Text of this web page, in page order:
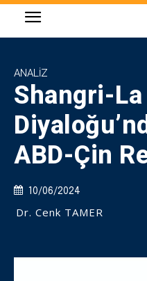
ANALIZ
Shangri-La
ABD-Çin
10/06/2024
Dr. Cenk TAMER